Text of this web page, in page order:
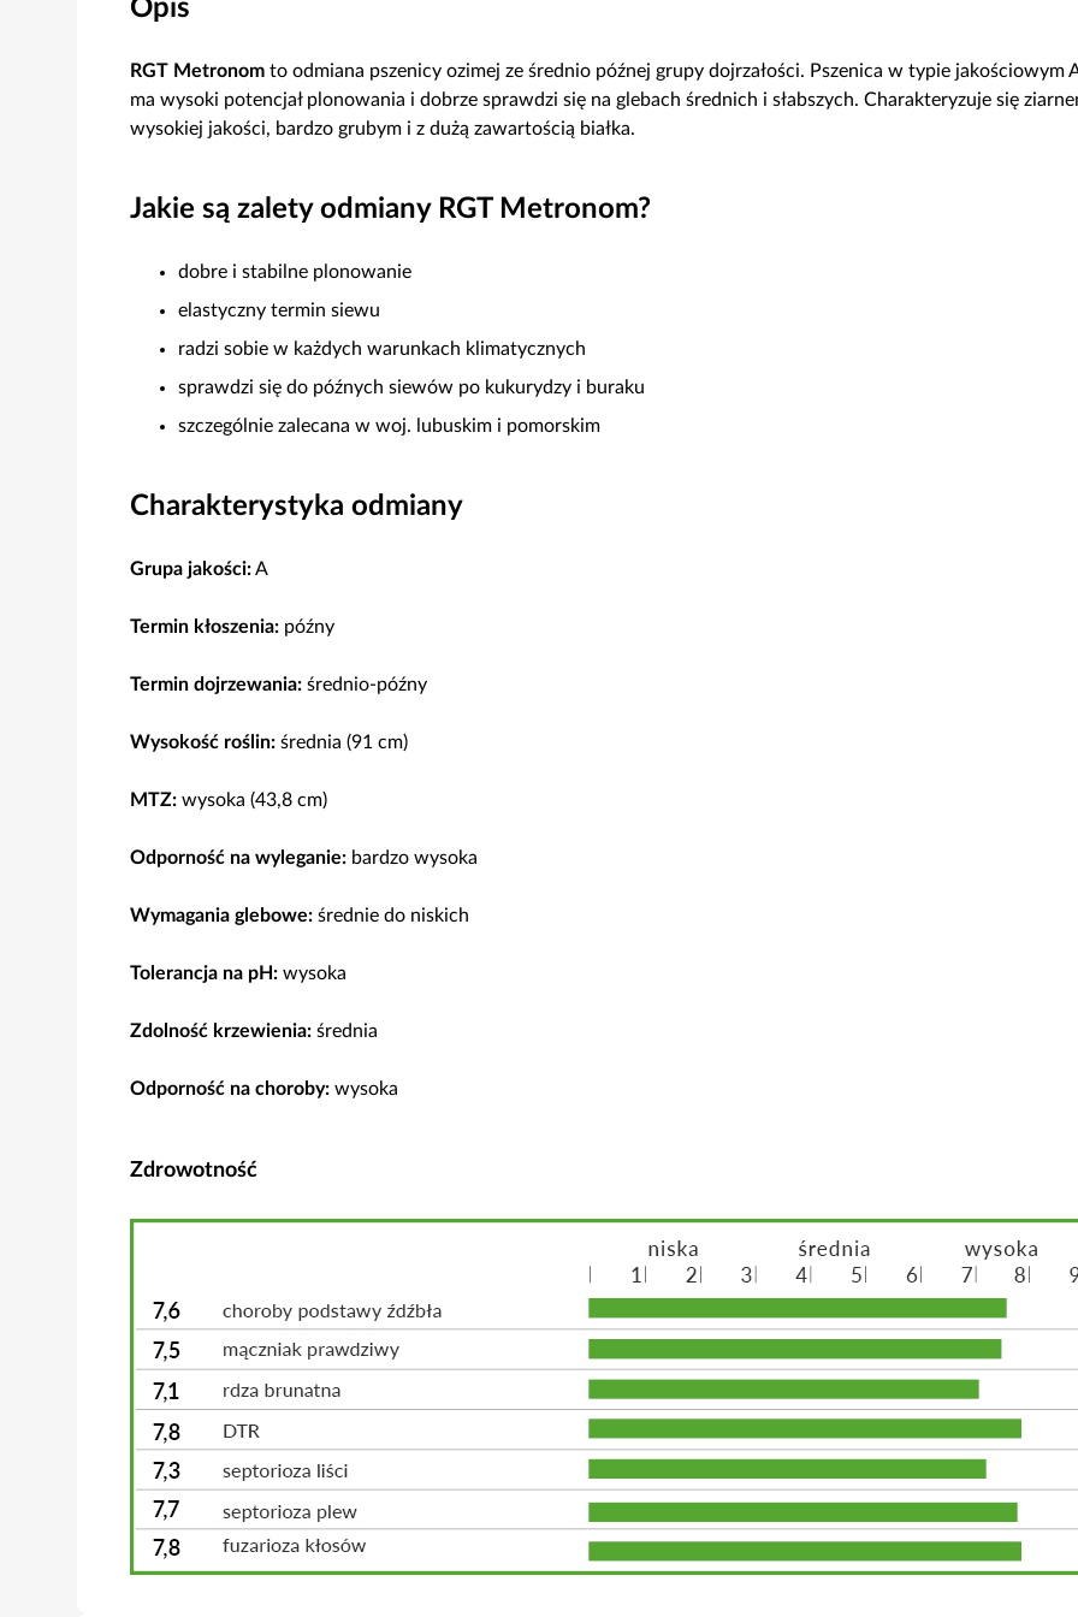
Opis
RGT Metronom to odmiana pszenicy ozimej ze średnio późnej grupy dojrzałości. Pszenica w typie jakościowym
ma wysoki potencjał plonowania i dobrze sprawdzi się na glebach średnich i słabszych. Charakteryzuje się
wysokiej jakości, bardzo grubym i z dużą zawartością białka.
Jakie są zalety odmiany RGT Metronom?
dobre i stabilne plonowanie
elastyczny termin siewu
radzi sobie w każdych warunkach klimatycznych
sprawdzi się do późnych siewów po kukurydzy i buraku
szczególnie zalecana w woj. lubuskim i pomorskim
Charakterystyka odmiany
Grupa jakości:A
Termin kłoszenia: późny
Termin dojrzewania: średnio-późny
Wysokość roślin: średnia (91 cm)
MTZ: wysoka (43,8 cm)
Odporność na wyleganie: bardzo wysoka
Wymagania glebowe: średnie do niskich
Tolerancja na pH: wysoka
Zdolność krzewienia: średnia
Odporność na choroby: wysoka
Zdrowotność